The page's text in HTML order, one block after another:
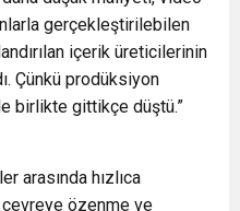
gerçekleştirilebilen
içerik üreticilerinin
Çünkü prodüksiyon
birlikte gittikçe düştü.”
arasında hızlıca
çevreye özenme ve